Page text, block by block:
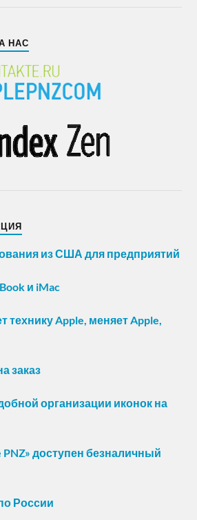
НАС
из США для предприятий
и iMac
технику Apple, меняет Apple,
заказ
организации иконок на
PNZ» доступен безналичный
России